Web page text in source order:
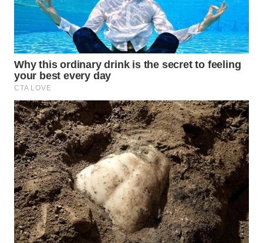
WN DELI
SERDANG
WN
TEBING
TINGGI
WN
PAKPAK
WN
KARAWANG
WN
BEKASI